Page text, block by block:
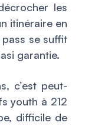
les
itinéraire en
pass se suffit
garantie.
c’est peut-
youth à 212
difficile de